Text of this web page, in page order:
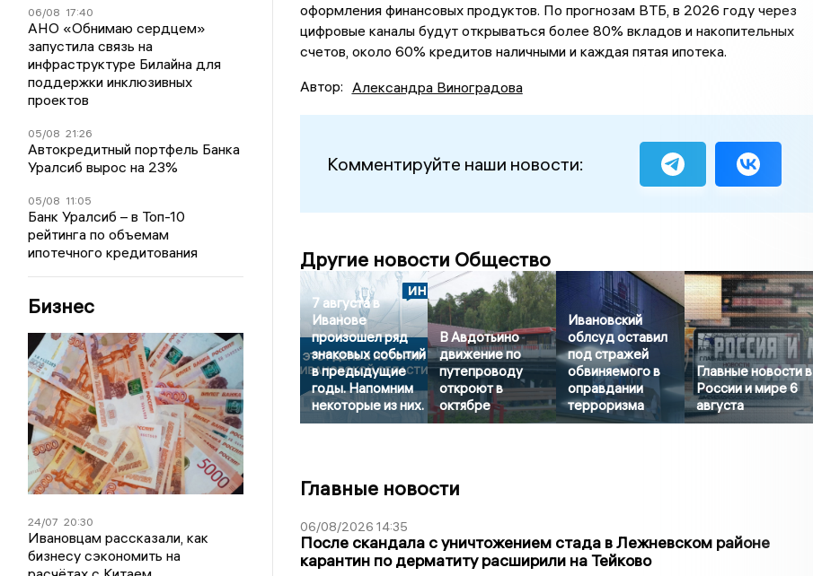
06/08 17:40
АНО «Обнимаю сердцем»
запустила связь на
инфраструктуре Билайна для
поддержки инклюзивных
проектов
05/08 21:26
Автокредитный портфель Банка
Уралсиб вырос на 23%
05/08 11:05
Банк Уралсиб – в Топ-10
рейтинга по объемам
ипотечного кредитования
Бизнес
24/07 20:30
Ивановцам рассказали, как
бизнесу сэкономить на
оформления финансовых продуктов. По прогнозам ВТБ, в 2026 году через
цифровые каналы будут открываться более 80% вкладов и накопительных
счетов, около 60% кредитов наличными и каждая пятая ипотека.
Автор: Александра Виноградова
Комментируйте наши новости:
Другие новости Общество
7 августа в
Иванове
произошел ряд
знаковых событий
в предыдущие
годы. Напомним
некоторые из них.
В Авдотьино
движение по
путепроводу
откроют в
октябре
Ивановский
облсуд оставил
под стражей
обвиняемого в
оправдании
терроризма
Главные новости в
России и мире 6
августа
Главные новости
06/08/2026 14:35
После скандала с уничтожением стада в Лежневском районе
карантин по дерматиту расширили на Тейково